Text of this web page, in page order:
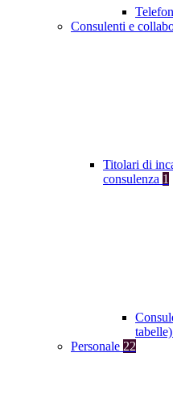
Consulenti e
Titolari di
consulenza 1
tabelle)
Personale 22